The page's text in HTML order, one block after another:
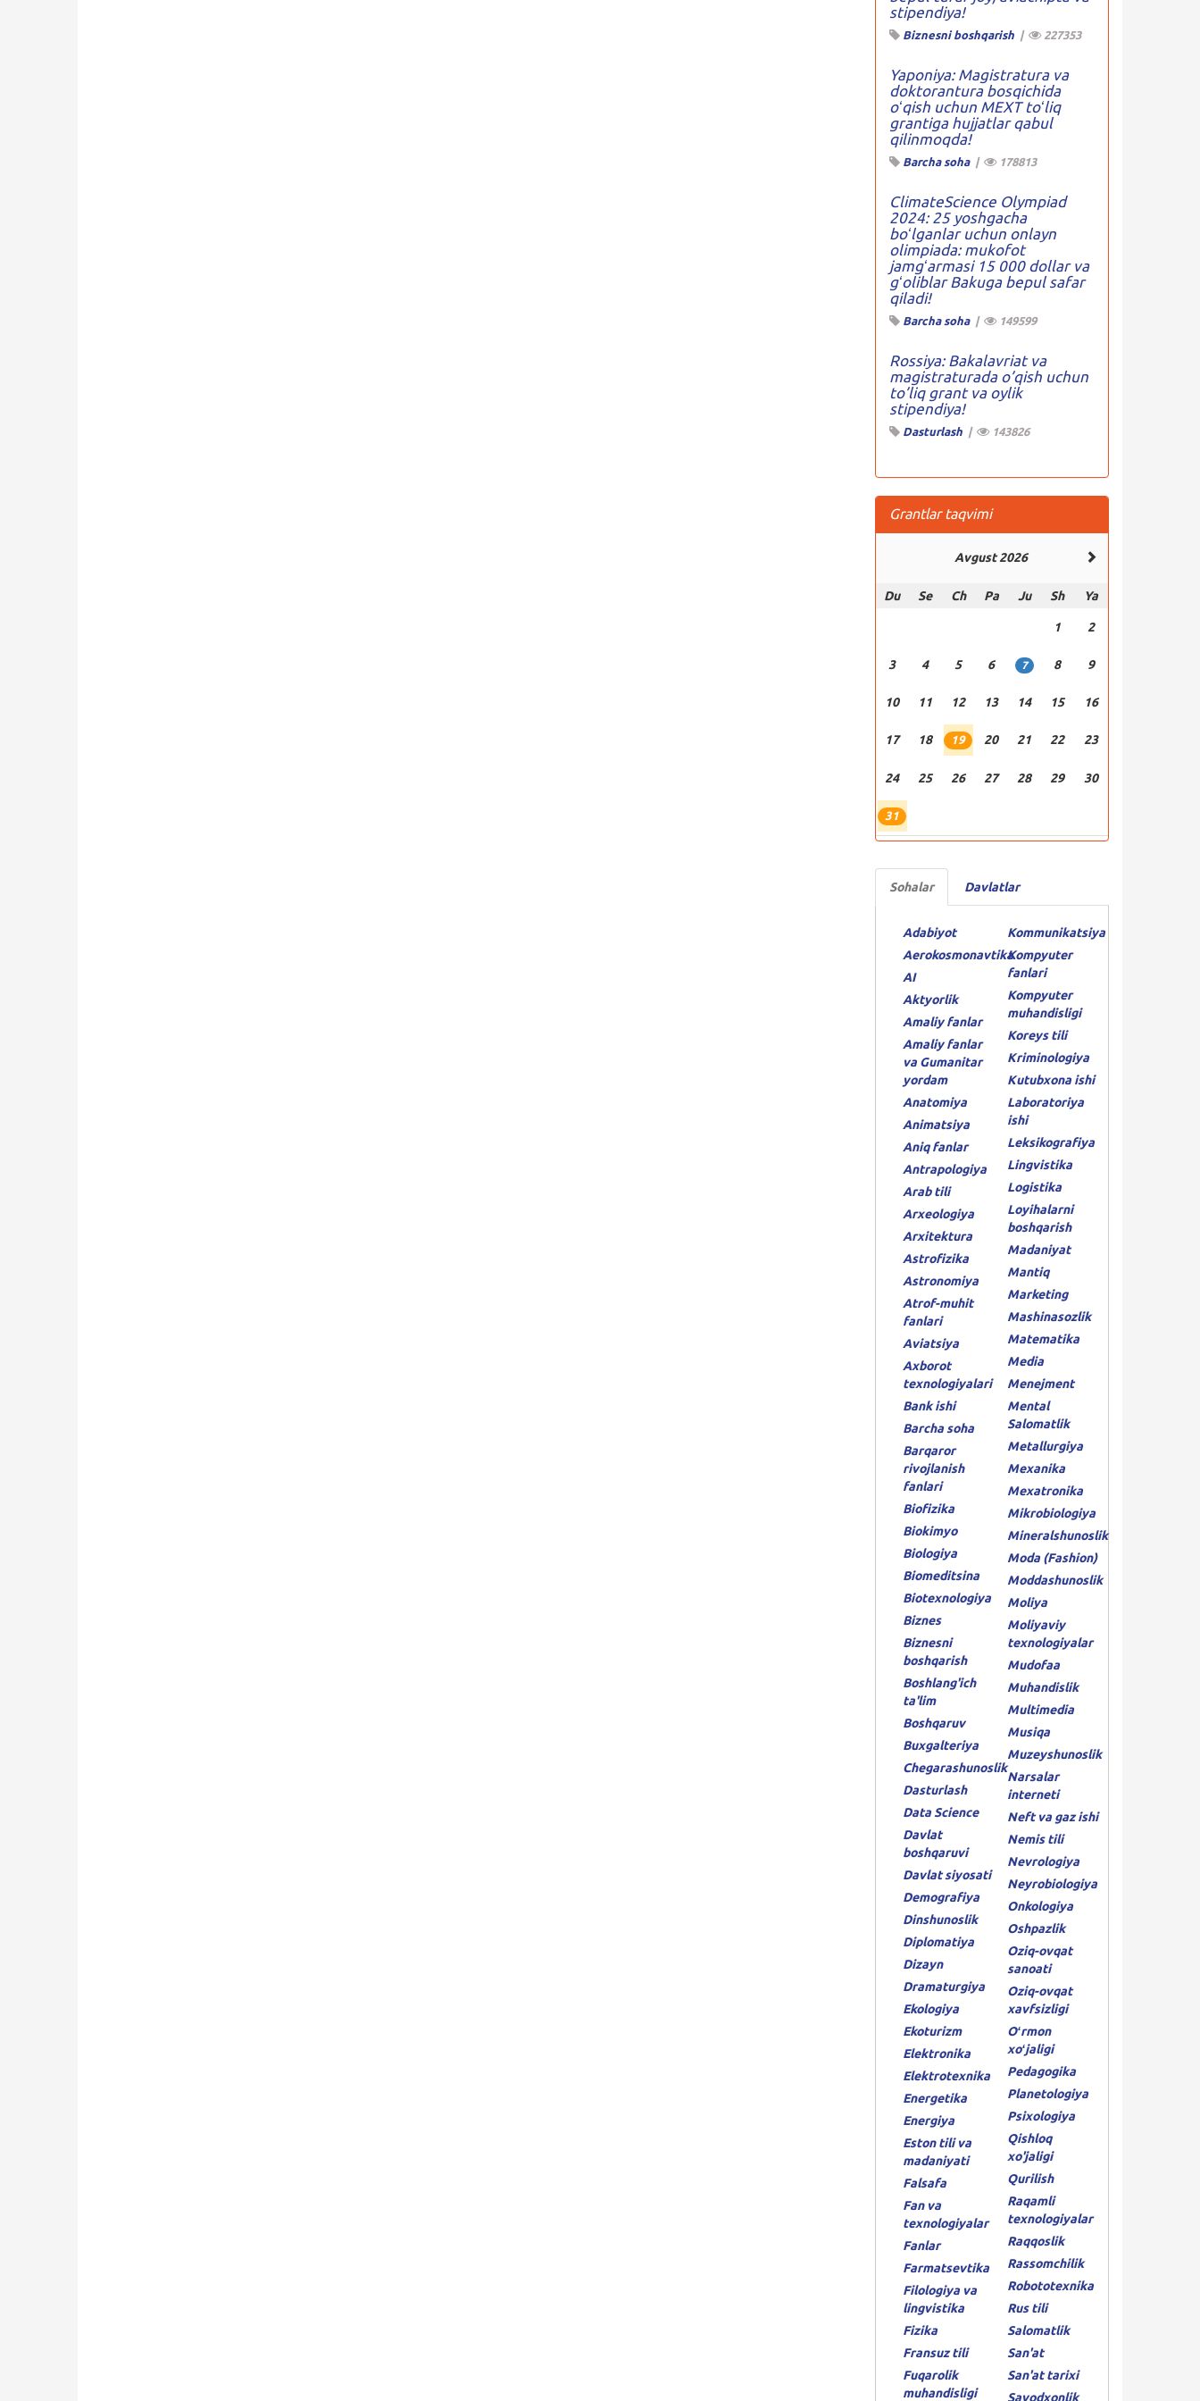
stipendiya!
Biznesni boshqarish| 227353
Yaponiya: Magistratura va
doktorantura bosqichida
oʻqish uchun MEXT toʻliq
grantiga hujjatlar qabul
qilinmoqda!
Barcha soha| 178813
ClimateScience Olympiad
2024: 25 yoshgacha
boʻlganlar uchun onlayn
olimpiada: mukofot
jamgʻarmasi 15 000 dollar va
gʻoliblar Bakuga bepul safar
qiladi!
Barcha soha| 149599
Rossiya: Bakalavriat va
magistraturada o’qish uchun
to’liq grant va oylik
stipendiya!
Dasturlash| 143826
Grantlar taqvimi
Avgust 2026
Du Se Ch Pa Ju Sh Ya
1 2
3 4 5 6 7 8 9
10 11 12 13 14 15 16
17 18 19 20 21 22 23
24 25 26 27 28 29 30
31
Sohalar Davlatlar
Adabiyot
Aerokosmonavtika
AI
Aktyorlik
Amaliy fanlar
Amaliy fanlar
va Gumanitar
yordam
Anatomiya
Animatsiya
Aniq fanlar
Antrapologiya
Arab tili
Arxeologiya
Arxitektura
Astrofizika
Astronomiya
Atrof-muhit
fanlari
Aviatsiya
Axborot
texnologiyalari
Bank ishi
Barcha soha
Barqaror
rivojlanish
fanlari
Biofizika
Biokimyo
Biologiya
Biomeditsina
Biotexnologiya
Biznes
Biznesni
boshqarish
Boshlang'ich
ta'lim
Boshqaruv
Buxgalteriya
Chegarashunoslik
Dasturlash
Data Science
Davlat
boshqaruvi
Davlat siyosati
Demografiya
Dinshunoslik
Diplomatiya
Dizayn
Dramaturgiya
Ekologiya
Ekoturizm
Elektronika
Elektrotexnika
Energetika
Energiya
Eston tili va
madaniyati
Falsafa
Fan va
texnologiyalar
Fanlar
Farmatsevtika
Filologiya va
lingvistika
Fizika
Fransuz tili
Fuqarolik
muhandisligi
Kommunikatsiya
Kompyuter
fanlari
Kompyuter
muhandisligi
Koreys tili
Kriminologiya
Kutubxona ishi
Laboratoriya
ishi
Leksikografiya
Lingvistika
Logistika
Loyihalarni
boshqarish
Madaniyat
Mantiq
Marketing
Mashinasozlik
Matematika
Media
Menejment
Mental
Salomatlik
Metallurgiya
Mexanika
Mexatronika
Mikrobiologiya
Mineralshunoslik
Moda (Fashion)
Moddashunoslik
Moliya
Moliyaviy
texnologiyalar
Mudofaa
Muhandislik
Multimedia
Musiqa
Muzeyshunoslik
Narsalar
interneti
Neft va gaz ishi
Nemis tili
Nevrologiya
Neyrobiologiya
Onkologiya
Oshpazlik
Oziq-ovqat
sanoati
Oziq-ovqat
xavfsizligi
Oʻrmon
xoʻjaligi
Pedagogika
Planetologiya
Psixologiya
Qishloq
xo'jaligi
Qurilish
Raqamli
texnologiyalar
Raqqoslik
Rassomchilik
Robototexnika
Rus tili
Salomatlik
San'at
San'at tarixi
Savodxonlik